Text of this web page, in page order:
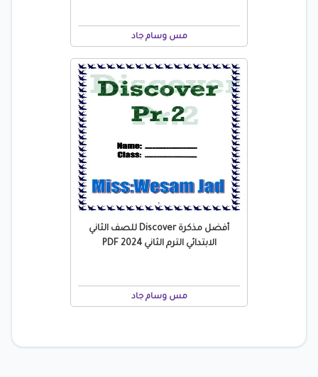
مس وسام جاد
أفضل مذكرة Discover للصف الثاني
الابتدائي الترم الثاني 2024 PDF
مس وسام جاد